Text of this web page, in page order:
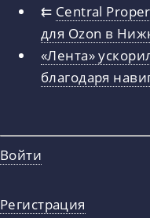
⇇ Central
для Ozon в
«Лента»
благодаря
Войти
Регистрация